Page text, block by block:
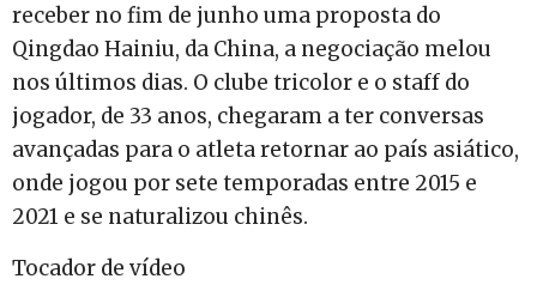
receber no fim de junho uma proposta do
Qingdao Hainiu, da China, a negociação melou
nos últimos dias. O clube tricolor e o staff do
jogador, de 33 anos, chegaram a ter conversas
avançadas para o atleta retornar ao país asiático,
onde jogou por sete temporadas entre 2015 e
2021 e se naturalizou chinês.
Tocador de vídeo